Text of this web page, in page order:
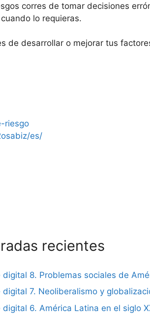
corres de tomar decisiones
lo requieras.
de desarrollar o mejorar tus
riesgo
es/
recientes
digital 8. Problemas sociales de
digital 7. Neoliberalismo y
digital 6. América Latina en el siglo